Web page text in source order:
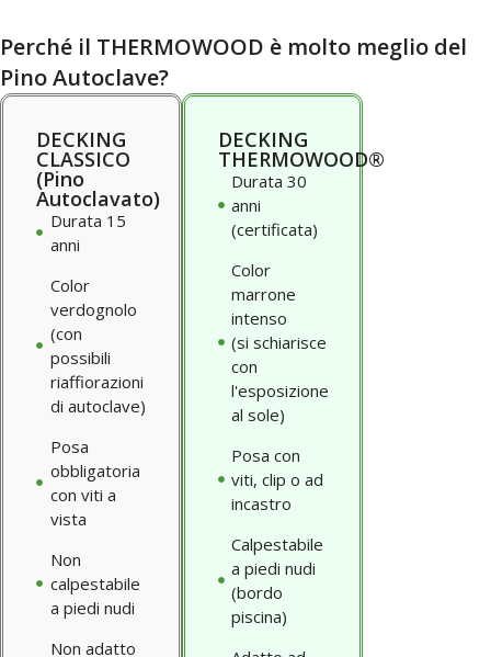
Perché il THERMOWOOD è molto meglio del
Pino Autoclave?
DECKING
CLASSICO
(Pino
Autoclavato)
Durata 15
anni
Color
verdognolo
(con
possibili
riaffiorazioni
di autoclave)
Posa
obbligatoria
con viti a
vista
Non
calpestabile
a piedi nudi
Non adatto
DECKING
THERMOWOOD®
Durata 30
anni
(certificata)
Color
marrone
intenso
(si schiarisce
con
l'esposizione
al sole)
Posa con
viti, clip o ad
incastro
Calpestabile
a piedi nudi
(bordo
piscina)